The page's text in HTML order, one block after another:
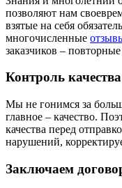
позволяют нам
взятые на себя
многочисленные
заказчиков –
Контроль качества
Мы не гонимся за
главное – качество.
качества перед
нарушений,
Заключаем